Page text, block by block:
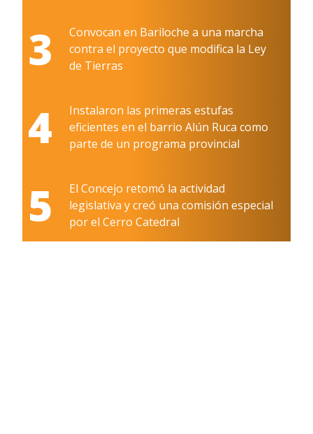
3
Convocan en Bariloche a una marcha
contra el proyecto que modifica la Ley
de Tierras
4
Instalaron las primeras estufas
eficientes en el barrio Alún Ruca como
parte de un programa provincial
5
El Concejo retomó la actividad
legislativa y creó una comisión especial
por el Cerro Catedral